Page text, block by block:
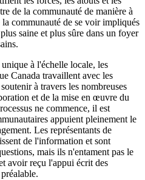
de la communauté de manière à
communauté de se voir impliqués
saine et plus sûre dans un foyer
à l'échelle locale, les
Canada travaillent avec les
à travers les nombreuses
et de la mise en œuvre du
ne commence, il est
appuient pleinement le
Les représentants de
de l'information et sont
mais ils n'entament pas le
avoir reçu l'appui écrit des